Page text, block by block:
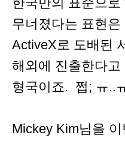
무너졌다는 표현
ActiveX로 도배된
해외에 진출한다
형국이죠. 쩝; ㅠ..
Mickey Kim님을